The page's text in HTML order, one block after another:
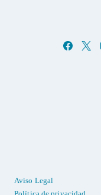
Aviso Legal